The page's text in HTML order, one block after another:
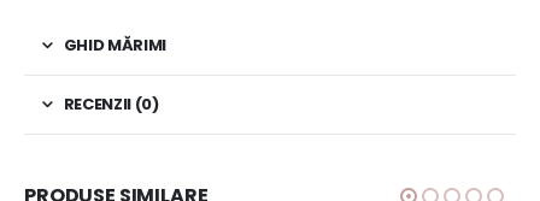
GHID MĂRIMI
RECENZII (0)